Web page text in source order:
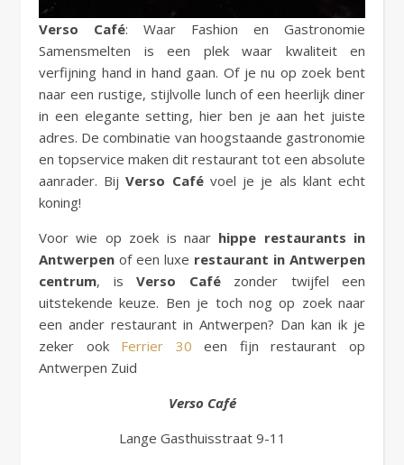
Verso Café: Waar Fashion en Gastronomie
Samensmelten is een plek waar kwaliteit en
verfijning hand in hand gaan. Of je nu op zoek bent
naar een rustige, stijlvolle lunch of een heerlijk diner
in een elegante setting, hier ben je aan het juiste
adres. De combinatie van hoogstaande gastronomie
en topservice maken dit restaurant tot een absolute
aanrader. BijVerso Cafévoel je je als klant echt
koning!
Voor wie op zoek is naar hippe restaurants in
Antwerpen of een luxe restaurant in Antwerpen
centrum, is Verso Cafézonder twijfel een
uitstekende keuze. Ben je toch nog op zoek naar
een ander restaurant in Antwerpen? Dan kan ik je
zeker ookFerrier 30 een fijn restaurant op
Antwerpen Zuid
Verso Café
Lange Gasthuisstraat 9-11